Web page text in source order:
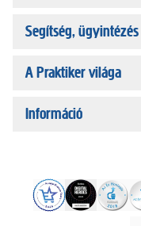
Segítség, ügyintézés
A Praktiker világa
Információ